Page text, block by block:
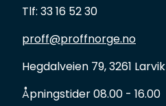
Tlf: 33 16 52 30
proff@proffnorge.no
Hegdalveien 79, 3261 Larvik
Åpningstider 08.00 - 16.00